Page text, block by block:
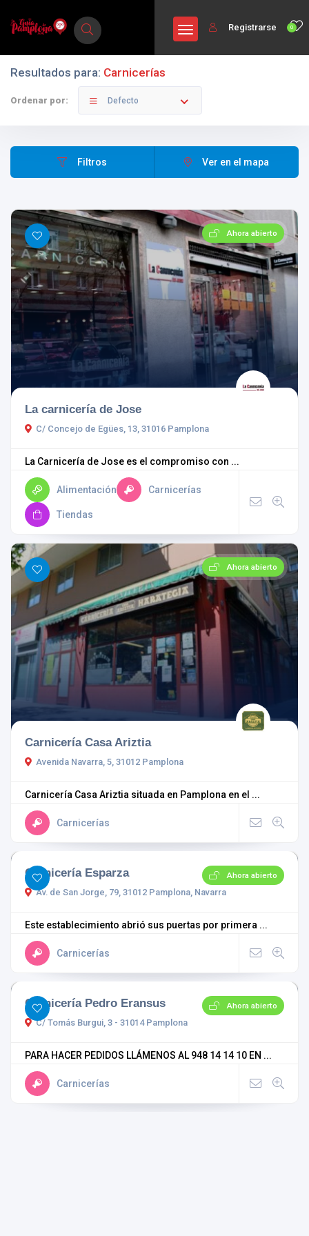
0
Registrarse
Resultados para: Carnicerías
Ordenar por: Defecto
Filtros Ver en el mapa
Ahora abierto
La carnicería de Jose
C/ Concejo de Egües, 13, 31016 Pamplona
La Carnicería de Jose es el compromiso con ...
Alimentación Carnicerías
Tiendas
Ahora abierto
Carnicería Casa Ariztia
Avenida Navarra, 5, 31012 Pamplona
Carnicería Casa Ariztia situada en Pamplona en el ...
Carnicerías
Ahora abierto
Carnicería Esparza
Av. de San Jorge, 79, 31012 Pamplona, Navarra
Este establecimiento abrió sus puertas por primera ...
Carnicerías
Ahora abierto
Carnicería Pedro Eransus
C/ Tomás Burgui, 3 - 31014 Pamplona
PARA HACER PEDIDOS LLÁMENOS AL 948 14 14 10 EN ...
Carnicerías